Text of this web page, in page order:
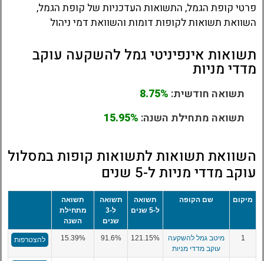
פרטי קופת הגמל, התשואות העדכניות של קופת הגמל,
השוואת תשואות לקופות דומות והשוואת דמי ניהול
תשואות אינפיניטי גמל להשקעה עוקב
מדדי מניות
תשואה חודשית: 8.75%
תשואה מתחילת השנה: 15.95%
השוואת תשואות לתשואות קופות במסלול
עוקב מדדי מניות ל-5 שנים
מיקום שם הקופה
תשואה
ל-5 שנים
תשואה
ל-3
שנים
תשואה
מתחילת
השנה
1
מיטב גמל להשקעה
עוקב מדדי מניות
121.15%
91.6%
15.39% להצטרפות